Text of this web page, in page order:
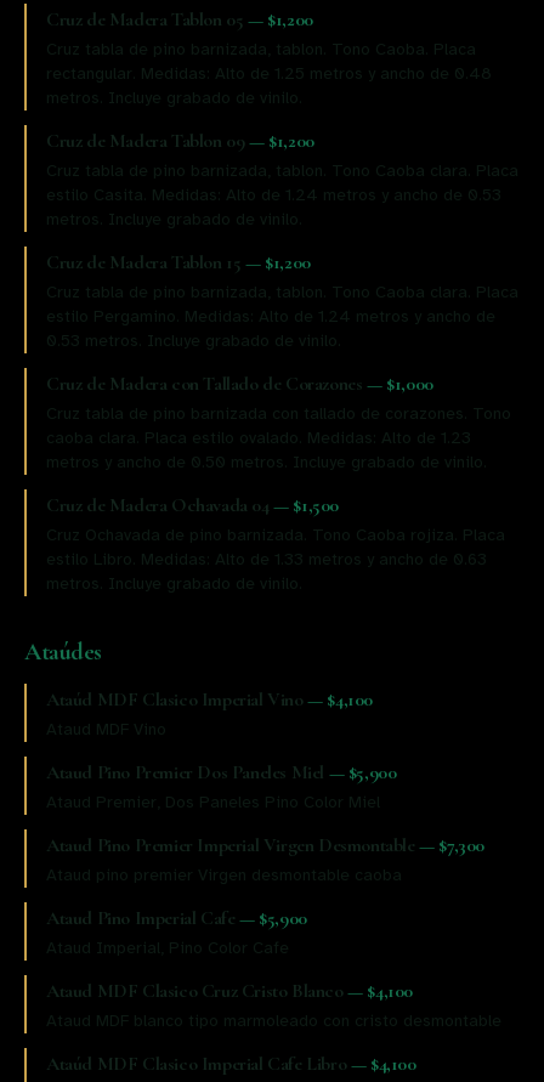
Cruz de Madera Tablon 05 — $1,200
Cruz tabla de pino barnizada, tablon. Tono Caoba. Placa
rectangular. Medidas: Alto de 1.25 metros y ancho de 0.48
metros. Incluye grabado de vinilo.
Cruz de Madera Tablon 09— $1,200
Cruz tabla de pino barnizada, tablon. Tono Caoba clara. Placa
estilo Casita. Medidas: Alto de 1.24 metros y ancho de 0.53
metros. Incluye grabado de vinilo.
Cruz de Madera Tablon 15 — $1,200
Cruz tabla de pino barnizada, tablon. Tono Caoba clara. Placa
estilo Pergamino. Medidas: Alto de 1.24 metros y ancho de
0.53 metros. Incluye grabado de vinilo.
Cruz de Madera con Tallado de Corazones — $1,000
Cruz tabla de pino barnizada con tallado de corazones. Tono
caoba clara. Placa estilo ovalado. Medidas: Alto de 1.23
metros y ancho de 0.50 metros. Incluye grabado de vinilo.
Cruz de Madera Ochavada 04 — $1,500
Cruz Ochavada de pino barnizada. Tono Caoba rojiza. Placa
estilo Libro. Medidas: Alto de 1.33 metros y ancho de 0.63
metros. Incluye grabado de vinilo.
Ataúdes
Ataúd MDF Clasico Imperial Vino — $4,100
Ataud MDF Vino
Ataud Pino Premier Dos Paneles Miel — $5,900
Ataud Premier, Dos Paneles Pino Color Miel
Ataud Pino Premier Imperial Virgen Desmontable — $7,300
Ataud pino premier Virgen desmontable caoba
Ataud Pino Imperial Cafe — $5,900
Ataud Imperial, Pino Color Cafe
Ataud MDF Clasico Cruz Cristo Blanco — $4,100
Ataud MDF blanco tipo marmoleado con cristo desmontable
Ataúd MDF Clasico Imperial Cafe Libro — $4,100